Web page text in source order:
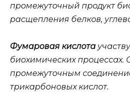
промежуточный продукт
расщепления белков,
Фумаровая кислота
биохимических процессах.
промежуточным
трикарбоновых кислот.